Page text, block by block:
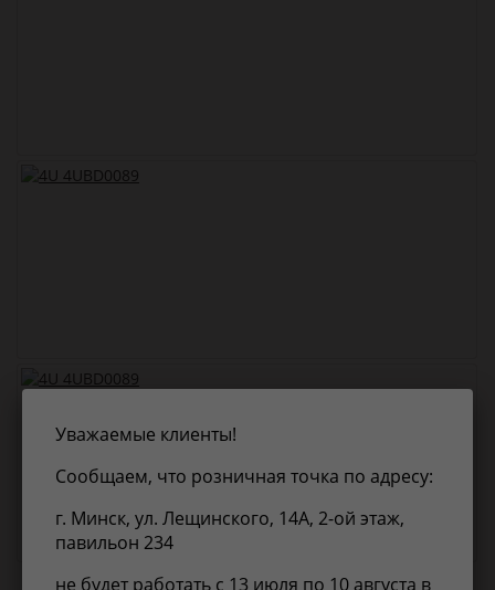
Уважаемые клиенты!
Сообщаем, что розничная точка по адресу:
г. Минск, ул. Лещинского, 14А, 2-ой этаж,
павильон 234
не будет работать с 13 июля по 10 августа в